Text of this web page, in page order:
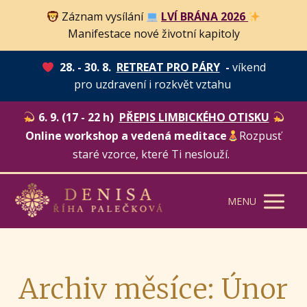
Záznam vysílání
LVÍ BRÁNA 2026
Manifestace nové životní kapitoly
28. - 30. 8. RETREAT PRO PÁRY- víkend
pro uzdravení i rozkvět vztahu
6. 9. (17 - 22 h) PŘEPIS LIMBICKÉHO OTISKU
Online workshop a vedená meditace
Rozpusť
staré vzorce, které Ti neslouží.
MENU
Archiv měsíce: Únor